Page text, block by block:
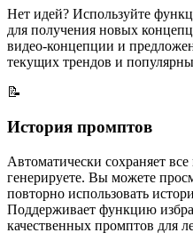
Нет идей? Используйте
для получения новых
видео-концепции и
текущих трендов и
📝
История промптов
Автоматически сохраняет
генерируете. Вы можете
повторно использовать
Поддерживает функцию
качественных промптов для